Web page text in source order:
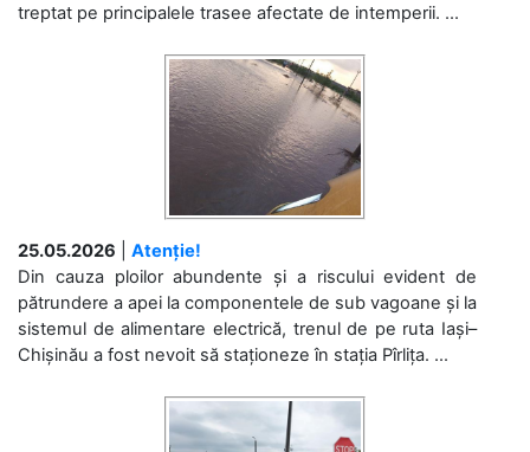
treptat pe principalele trasee afectate de intemperii. ...
25.05.2026
Atenție!
Din cauza ploilor abundente și a riscului evident de
pătrundere a apei la componentele de sub vagoane și la
sistemul de alimentare electrică, trenul de pe ruta Iași–
Chișinău a fost nevoit să staționeze în stația Pîrlița. ...